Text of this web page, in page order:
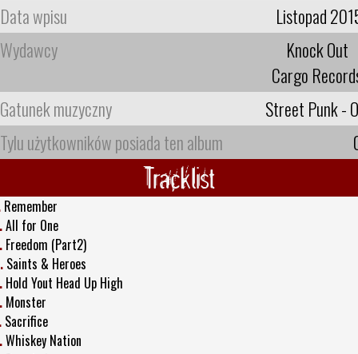
Data wpisu
Listopad
Wydawcy
Knock Out
Cargo
Gatunek muzyczny
Street Punk -
Tylu użytkowników posiada ten album
Tracklist
Remember
All for One
Freedom (Part2)
Saints & Heroes
Hold Yout Head Up High
Monster
Sacrifice
Whiskey Nation